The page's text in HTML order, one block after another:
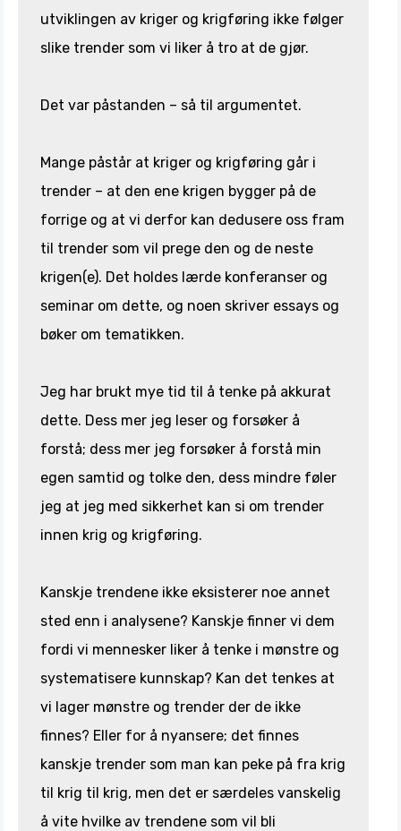
utviklingen av kriger og krigføring ikke følger
slike trender som vi liker å tro at de gjør.
Det var påstanden – så til argumentet.
Mange påstår at kriger og krigføring går i
trender – at den ene krigen bygger på de
forrige og at vi derfor kan dedusere oss fram
til trender som vil prege den og de neste
krigen(e). Det holdes lærde konferanser og
seminar om dette, og noen skriver essays og
bøker om tematikken.
Jeg har brukt mye tid til å tenke på akkurat
dette. Dess mer jeg leser og forsøker å
forstå; dess mer jeg forsøker å forstå min
egen samtid og tolke den, dess mindre føler
jeg at jeg med sikkerhet kan si om trender
innen krig og krigføring.
Kanskje trendene ikke eksisterer noe annet
sted enn i analysene? Kanskje finner vi dem
fordi vi mennesker liker å tenke i mønstre og
systematisere kunnskap? Kan det tenkes at
vi lager mønstre og trender der de ikke
finnes? Eller for å nyansere; det finnes
kanskje trender som man kan peke på fra krig
til krig til krig, men det er særdeles vanskelig
å vite hvilke av trendene som vil bli